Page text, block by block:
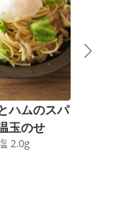
ハムのスパ
玉のせ
2.0g